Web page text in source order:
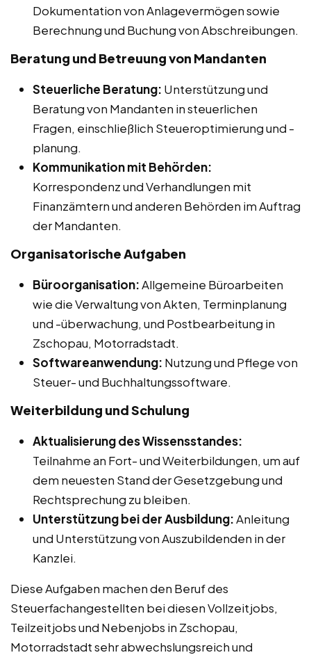
Dokumentation von Anlagevermögen sowie
Berechnung und Buchung von Abschreibungen.
Beratung und Betreuung von Mandanten
Steuerliche Beratung: Unterstützung und
Beratung von Mandanten in steuerlichen
Fragen, einschließlich Steueroptimierung und -
planung.
Kommunikation mit Behörden:
Korrespondenz und Verhandlungen mit
Finanzämtern und anderen Behörden im Auftrag
der Mandanten.
Organisatorische Aufgaben
Büroorganisation:Allgemeine Büroarbeiten
wie die Verwaltung von Akten, Terminplanung
und -überwachung, und Postbearbeitung in
Zschopau, Motorradstadt.
Softwareanwendung: Nutzung und Pflege von
Steuer- und Buchhaltungssoftware.
Weiterbildung und Schulung
Aktualisierung des Wissensstandes:
Teilnahme an Fort- und Weiterbildungen, um auf
dem neuesten Stand der Gesetzgebung und
Rechtsprechung zu bleiben.
Unterstützung bei der Ausbildung:Anleitung
und Unterstützung von Auszubildenden in der
Kanzlei.
Diese Aufgaben machen den Beruf des
Steuerfachangestellten bei diesen Vollzeitjobs,
Teilzeitjobs und Nebenjobs in Zschopau,
Motorradstadt sehr abwechslungsreich und